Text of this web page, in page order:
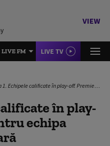
VIEW
LIVE FM LIVE TV
calificate în play-off. Premieră pentru echipa rămasă pe dinafară
în play-
echipa